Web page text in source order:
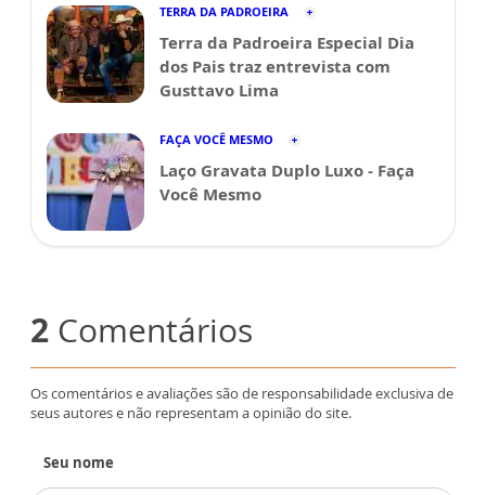
TERRA DA PADROEIRA
Terra da Padroeira Especial Dia
dos Pais traz entrevista com
Gusttavo Lima
FAÇA VOCÊ MESMO
Laço Gravata Duplo Luxo - Faça
Você Mesmo
2 Comentários
Os comentários e avaliações são de responsabilidade exclusiva de
seus autores e não representam a opinião do site.
Seu nome